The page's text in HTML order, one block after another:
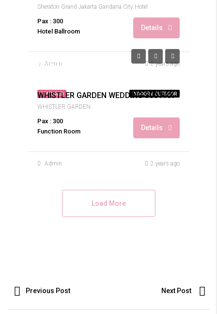
Sheraton Grand Jakarta Gandaria City Hotel
Pax : 300
Hotel Ballroom
Details
Admin 2 years ago
FEATURED INDOOR & OUTDOOR
Rp.800.900.000
WHISTLER GARDEN WEDDING 300 PAX
WHISTLER GARDEN
Pax : 300
Function Room
Details
Admin 2 years ago
Load More
Previous Post Next Post